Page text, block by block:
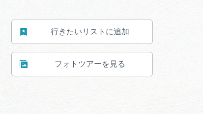
行きたいリストに追加
フォトツアーを見る